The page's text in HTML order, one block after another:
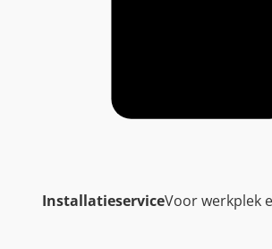
InstallatieserviceVoor werkplek